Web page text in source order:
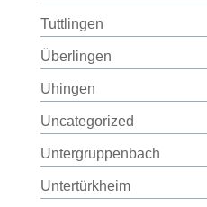
Tuttlingen
Überlingen
Uhingen
Uncategorized
Untergruppenbach
Untertürkheim